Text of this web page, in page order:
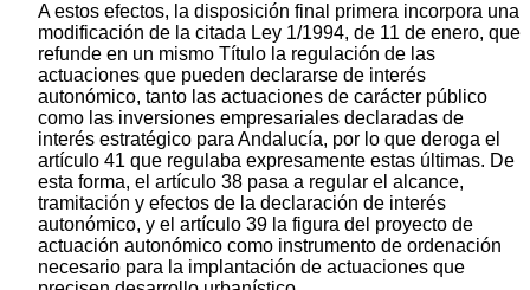
A estos efectos, la disposición final primera incorpora una
modificación de la citada Ley 1/1994, de 11 de enero, que
refunde en un mismo Título la regulación de las
actuaciones que pueden declararse de interés
autonómico, tanto las actuaciones de carácter público
como las inversiones empresariales declaradas de
interés estratégico para Andalucía, por lo que deroga el
artículo 41 que regulaba expresamente estas últimas. De
esta forma, el artículo 38 pasa a regular el alcance,
tramitación y efectos de la declaración de interés
autonómico, y el artículo 39 la figura del proyecto de
actuación autonómico como instrumento de ordenación
necesario para la implantación de actuaciones que